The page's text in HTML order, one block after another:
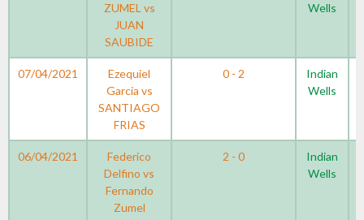
ZUMEL vs
JUAN
SAUBIDE
Wells
07/04/2021
Ezequiel
Garcia vs
SANTIAGO
FRIAS
0 - 2
Indian
Wells
06/04/2021
Federico
Delfino vs
Fernando
Zumel
2 - 0
Indian
Wells